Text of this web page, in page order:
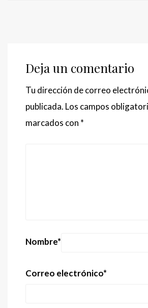
Deja un comentario
Tu dirección de correo
publicada. Los campos
marcados con *
Nombre*
Correo electrónico*